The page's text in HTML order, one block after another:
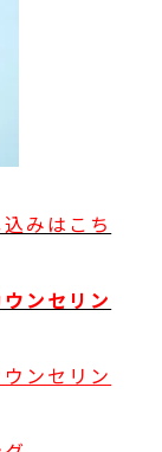
みはこち
ンセリン
ンセリン